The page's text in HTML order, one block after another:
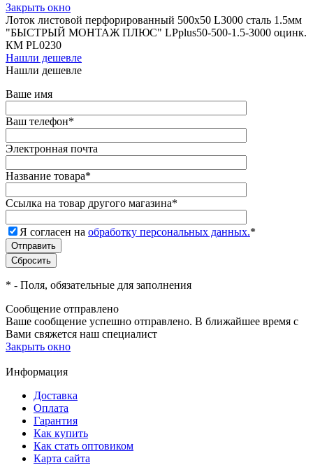
Закрыть окно
Лоток листовой перфорированный 500х50 L3000 сталь 1.5мм
"БЫСТРЫЙ МОНТАЖ ПЛЮС" LPplus50-500-1.5-3000 оцинк.
КМ PL0230
Нашли дешевле
Нашли дешевле
Ваше имя
Ваш телефон*
Электронная почта
Название товара*
Ссылка на товар другого магазина*
Я согласен на обработку персональных данных.*
* - Поля, обязательные для заполнения
Сообщение отправлено
Ваше сообщение успешно отправлено. В ближайшее время с
Вами свяжется наш специалист
Закрыть окно
Информация
Доставка
Оплата
Гарантия
Как купить
Как стать оптовиком
Карта сайта